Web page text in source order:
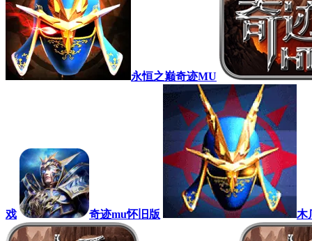
永恒之巅奇迹MU
戏 奇迹mu怀旧版 木